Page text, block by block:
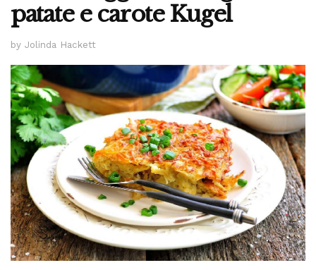
patate e carote Kugel
by Jolinda Hackett